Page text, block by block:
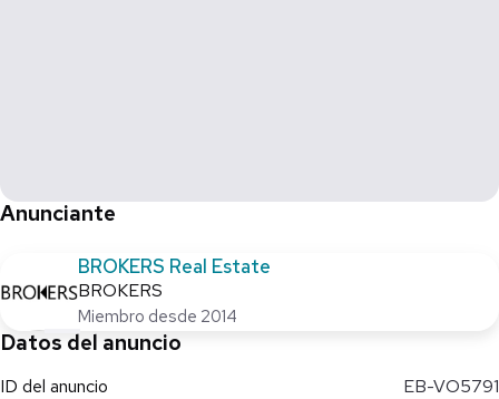
Anunciante
BROKERS Real Estate
BROKERS
Miembro desde 2014
Datos del anuncio
ID del anuncio
EB-VO5791